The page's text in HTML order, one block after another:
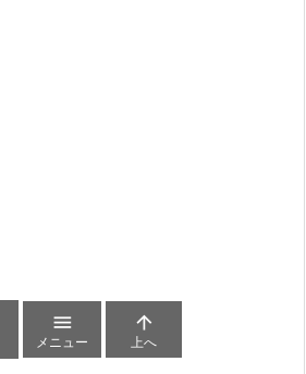

メニュー

上へ